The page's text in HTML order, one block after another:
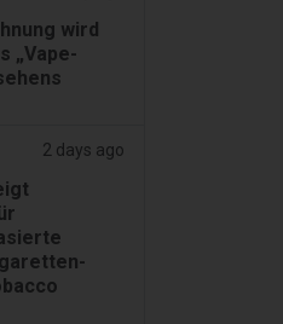
wird
„Vape-
2 days ago